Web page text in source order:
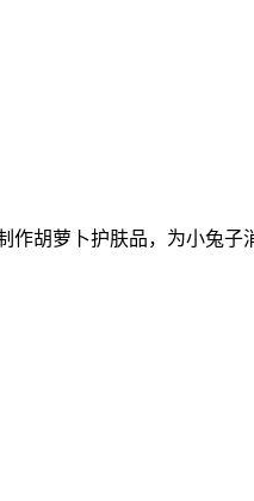
胡萝卜护肤品，为小兔